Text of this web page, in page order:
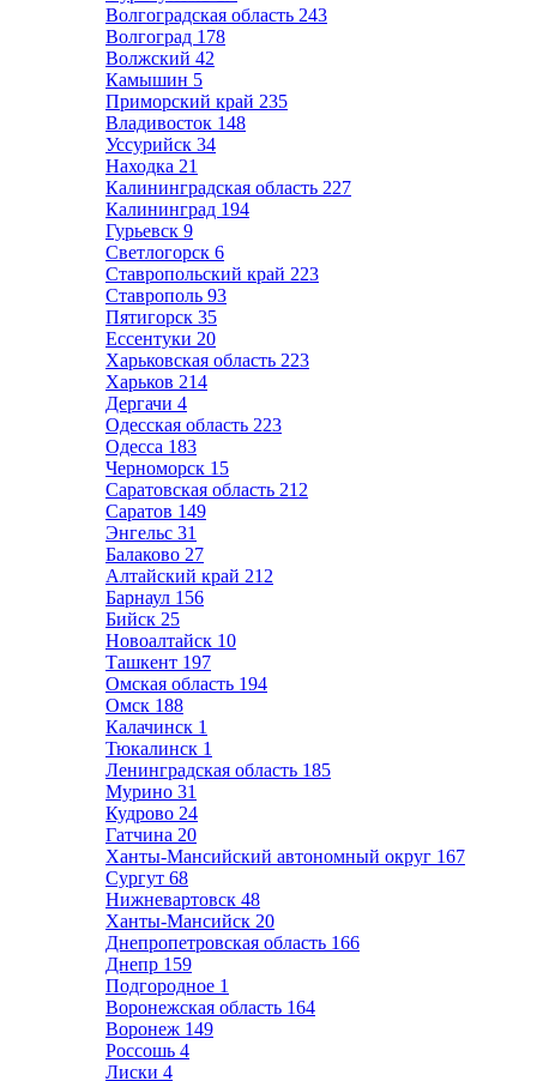
Волгоградская область 243
Волгоград 178
Волжский 42
Камышин 5
Приморский край 235
Владивосток 148
Уссурийск 34
Находка 21
Калининградская область 227
Калининград 194
Гурьевск 9
Светлогорск 6
Ставропольский край 223
Ставрополь 93
Пятигорск 35
Ессентуки 20
Харьковская область 223
Харьков 214
Дергачи 4
Одесская область 223
Одесса 183
Черноморск 15
Саратовская область 212
Саратов 149
Энгельс 31
Балаково 27
Алтайский край 212
Барнаул 156
Бийск 25
Новоалтайск 10
Ташкент 197
Омская область 194
Омск 188
Калачинск 1
Тюкалинск 1
Ленинградская область 185
Мурино 31
Кудрово 24
Гатчина 20
Ханты-Мансийский автономный округ 167
Сургут 68
Нижневартовск 48
Ханты-Мансийск 20
Днепропетровская область 166
Днепр 159
Подгородное 1
Воронежская область 164
Воронеж 149
Россошь 4
Лиски 4